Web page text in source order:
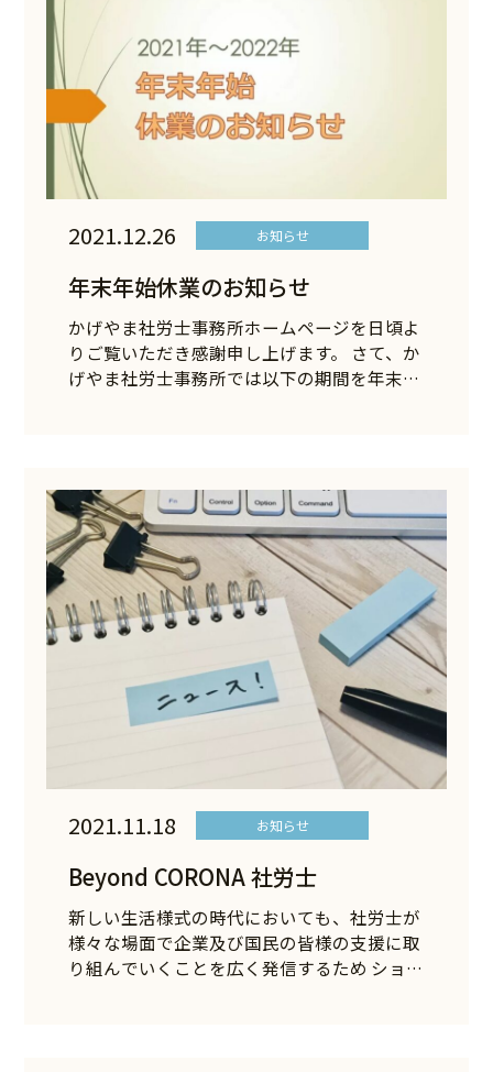
2021.12.26 お知らせ
年末年始休業のお知らせ
かげやま社労士事務所ホームページを日頃よ
りご覧いただき感謝申し上げます。 さて、か
げやま社労士事務所では以下の期間を年末…
2021.11.18 お知らせ
Beyond CORONA 社労士
新しい生活様式の時代においても、社労士が
様々な場面で企業及び国民の皆様の支援に取
り組んでいくことを広く発信するため ショ…